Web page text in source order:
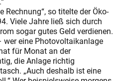
Rechnung“, so titelte der Öko-
Viele Jahre ließ sich durch
sogar gutes Geld verdienen.
eine Photovoltaikanlage
für Monat an der
die Anlage richtig
„Auch deshalb ist eine